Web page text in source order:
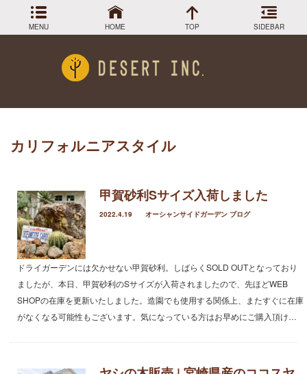
カリフォルニアスタイル
甲賀砂利Sサイズ入荷しました
2022.4.19 オーシャンサイドガーデン ブログ
ドライガーデンには欠かせない甲賀砂利。しばらくSOLD OUTとなっており
ましたが、本日、甲賀砂利のSサイズが入荷されましたので、先ほどWEB
SHOPの在庫を更新いたしました。造園でも使用する関係上、またすぐに在庫
がなくなる可能性もございます。気になっている方はお早めにご購入頂け…
MENU HOME TOP SIDEBAR
Instagram インスラグラム
Facebook フェイスブック
BLOG 記事一覧
最近の投稿
柱サボテン弁慶柱もWEB SHOPで半額！
ロストラータ入荷しました
武倫柱販売してます！
アーカイブ
2024年3月
2023年12月
2023年9月
2023年8月
2023年7月
2023年5月